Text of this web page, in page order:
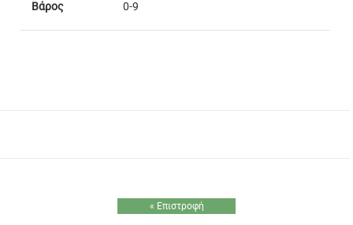
Βάρος 0-9
« Επιστροφή